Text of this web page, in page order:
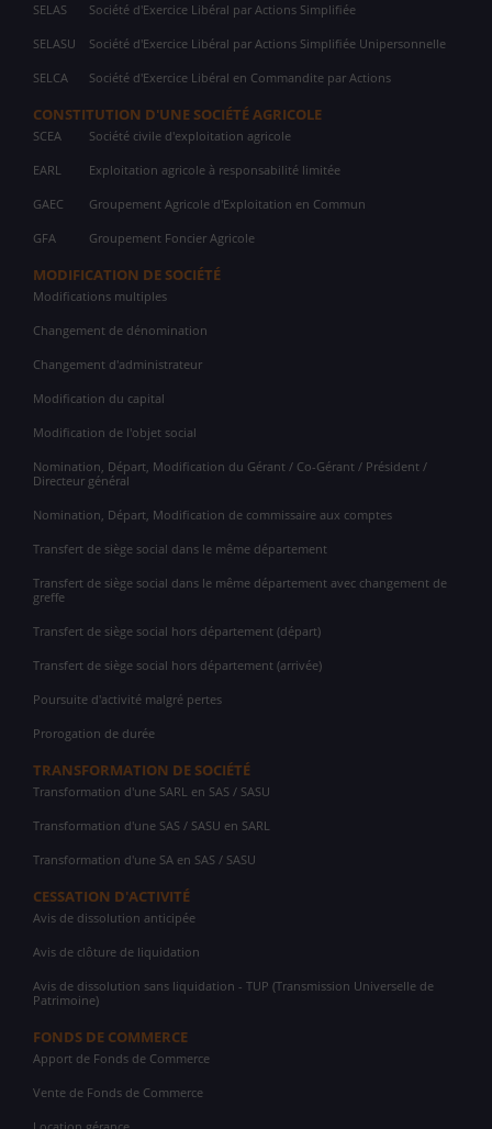
SELAS Société d'Exercice Libéral par Actions Simplifiée
SELASU Société d'Exercice Libéral par Actions Simplifiée Unipersonnelle
SELCA Société d'Exercice Libéral en Commandite par Actions
CONSTITUTION D'UNE SOCIÉTÉ AGRICOLE
SCEA Société civile d'exploitation agricole
EARL Exploitation agricole à responsabilité limitée
GAEC Groupement Agricole d'Exploitation en Commun
GFA Groupement Foncier Agricole
MODIFICATION DE SOCIÉTÉ
Modifications multiples
Changement de dénomination
Changement d'administrateur
Modification du capital
Modification de l'objet social
Nomination, Départ, Modification du Gérant / Co-Gérant / Président /
Directeur général
Nomination, Départ, Modification de commissaire aux comptes
Transfert de siège social dans le même département
Transfert de siège social dans le même département avec changement de
greffe
Transfert de siège social hors département (départ)
Transfert de siège social hors département (arrivée)
Poursuite d'activité malgré pertes
Prorogation de durée
TRANSFORMATION DE SOCIÉTÉ
Transformation d'une SARL en SAS / SASU
Transformation d'une SAS / SASU en SARL
Transformation d'une SA en SAS / SASU
CESSATION D'ACTIVITÉ
Avis de dissolution anticipée
Avis de clôture de liquidation
Avis de dissolution sans liquidation - TUP (Transmission Universelle de
Patrimoine)
FONDS DE COMMERCE
Apport de Fonds de Commerce
Vente de Fonds de Commerce